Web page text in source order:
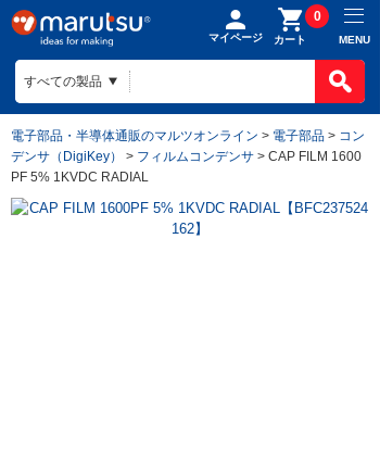
マイページ カート
0
MENU
電子部品・半導体通販のマルツオンライン > 電子部品 > コン
デンサ（DigiKey）
> フィルムコンデンサ > CAP FILM 1600
PF 5% 1KVDC RADIAL